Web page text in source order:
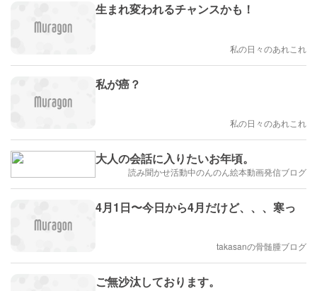
生まれ変われるチャンスかも！
私の日々のあれこれ
私が癌？
私の日々のあれこれ
大人の会話に入りたいお年頃。
読み聞かせ活動中のんのん絵本動画発信ブログ
4月1日〜今日から4月だけど、、、寒っ
takasanの骨髄腫ブログ
ご無沙汰しております。